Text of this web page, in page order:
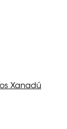
Xanadú